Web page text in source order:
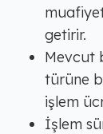
muafiyet
getirir.
Mevcut
türüne
işlem
İşlem